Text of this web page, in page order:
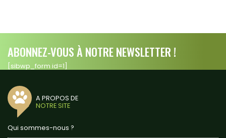
ABONNEZ-VOUS À NOTRE NEWSLETTER !
[sibwp_form id=1]
A PROPOS DE
NOTRE SITE
Qui sommes-nous ?